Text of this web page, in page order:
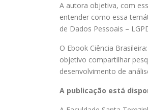
A autora objetiva, com
entender como essa
de Dados Pessoais –
O Ebook Ciência
objetivo compartilhar
desenvolvimento de
A publicação está